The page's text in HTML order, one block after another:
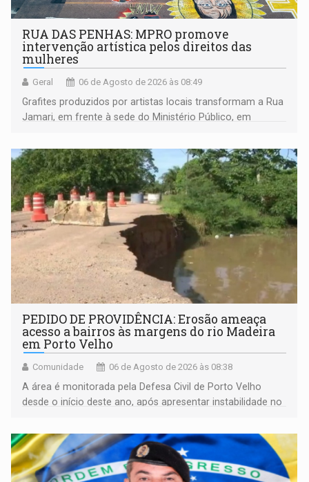
RUA DAS PENHAS: MPRO promove
intervenção artística pelos direitos das
mulheres
Geral 06 de Agosto de 2026 às 08:49
Grafites produzidos por artistas locais transformam a Rua
Jamari, em frente à sede do Ministério Público, em
da Penha e o enfrentamento à violência
PEDIDO DE PROVIDÊNCIA: Erosão ameaça
acesso a bairros às margens do rio Madeira
em Porto Velho
Comunidade 06 de Agosto de 2026 às 08:38
A área é monitorada pela Defesa Civil de Porto Velho
desde o início deste ano, após apresentar instabilidade no